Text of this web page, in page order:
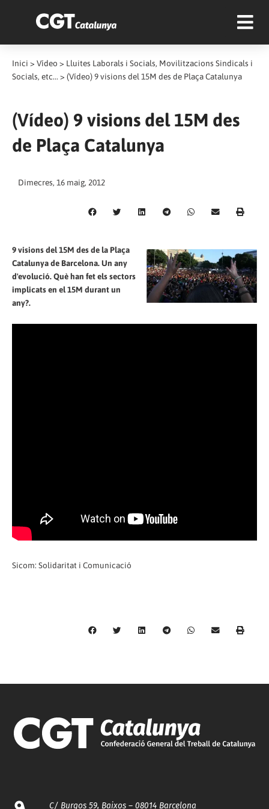
Inici > Vídeo > Lluites Laborals i Socials, Movilitzacions Sindicals i
Socials, etc... > (Vídeo) 9 visions del 15M des de Plaça Catalunya
(Vídeo) 9 visions del 15M des
de Plaça Catalunya
Dimecres, 16 maig, 2012
9 visions del 15M des de la Plaça
Catalunya de Barcelona. Un any
d'evolució. Què han fet els sectors
implicats en el 15M durant un
any?.
Sicom: Solidaritat i Comunicació
C/ Burgos 59, Baixos – 08014 Barcelona